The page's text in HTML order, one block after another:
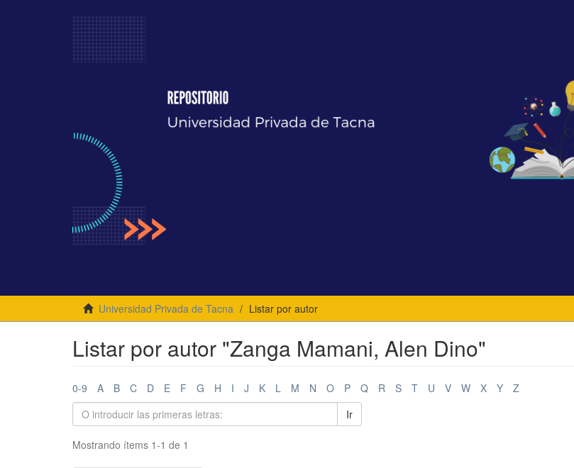
Universidad Privada de Tacna Listar por autor
Listar por autor "Zanga Mamani, Alen Dino"
0-9 A B C D E F G H I J K L M N O P Q R S T U V W X Y
Z
Ir
Mostrando ítems 1-1 de 1